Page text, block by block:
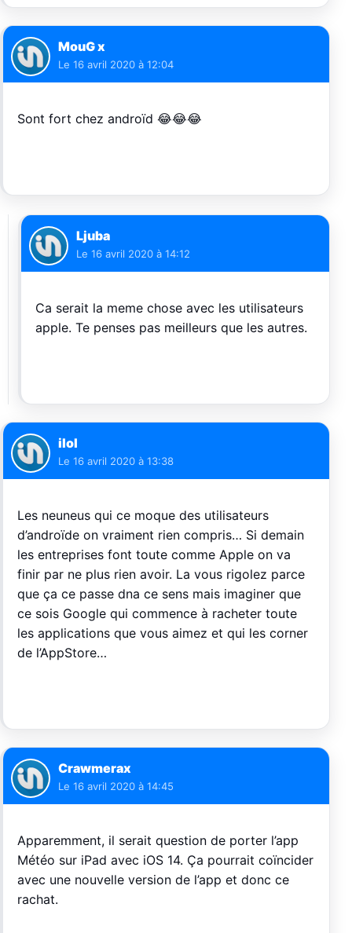
MouG x
Le 16 avril 2020 à 12:04
Sont fort chez androïd 😂😂😂
Ljuba
Le 16 avril 2020 à 14:12
Ca serait la meme chose avec les utilisateurs
apple. Te penses pas meilleurs que les autres.
ilol
Le 16 avril 2020 à 13:38
Les neuneus qui ce moque des utilisateurs
d’androïde on vraiment rien compris… Si demain
les entreprises font toute comme Apple on va
finir par ne plus rien avoir. La vous rigolez parce
que ça ce passe dna ce sens mais imaginer que
ce sois Google qui commence à racheter toute
les applications que vous aimez et qui les corner
de l’AppStore…
Crawmerax
Le 16 avril 2020 à 14:45
Apparemment, il serait question de porter l’app
Météo sur iPad avec iOS 14. Ça pourrait coïncider
avec une nouvelle version de l’app et donc ce
rachat.